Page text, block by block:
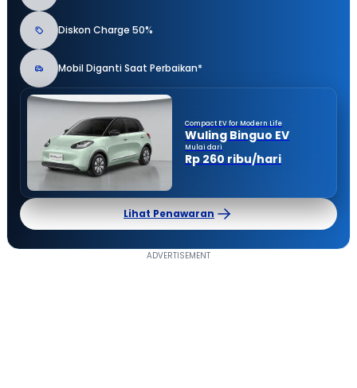
Diskon Charge 50%
Mobil Diganti Saat Perbaikan*
Compact EV for Modern Life
Wuling Binguo EV
Mulai dari
Rp 260 ribu/hari
Lihat Penawaran